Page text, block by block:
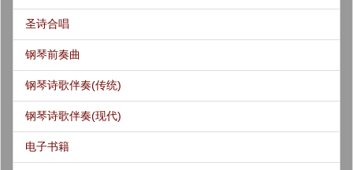
圣诗合唱
钢琴前奏曲
钢琴诗歌伴奏(传统)
钢琴诗歌伴奏(现代)
电子书籍